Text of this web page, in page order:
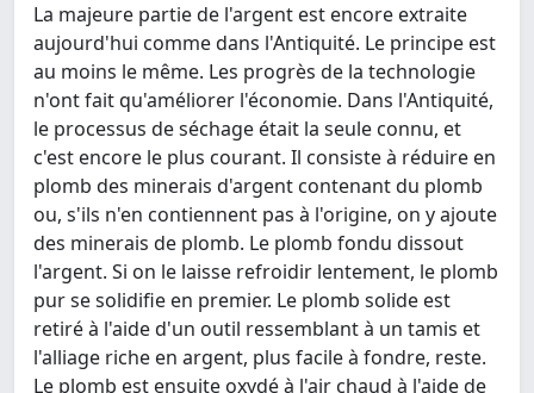
La majeure partie de l'argent est encore extraite
aujourd'hui comme dans l'Antiquité. Le principe est
au moins le même. Les progrès de la technologie
n'ont fait qu'améliorer l'économie. Dans l'Antiquité,
le processus de séchage était la seule connu, et
c'est encore le plus courant. Il consiste à réduire en
plomb des minerais d'argent contenant du plomb
ou, s'ils n'en contiennent pas à l'origine, on y ajoute
des minerais de plomb. Le plomb fondu dissout
l'argent. Si on le laisse refroidir lentement, le plomb
pur se solidifie en premier. Le plomb solide est
retiré à l'aide d'un outil ressemblant à un tamis et
l'alliage riche en argent, plus facile à fondre, reste.
Le plomb est ensuite oxydé à l'air chaud à l'aide de